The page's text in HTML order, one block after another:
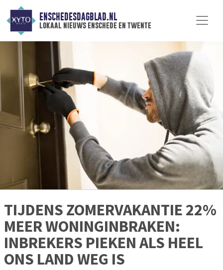
ENSCHEDESDAGBLAD.NL
lokaal nieuws enschede en twente
TIJDENS ZOMERVAKANTIE 22%
MEER WONINGINBRAKEN:
INBREKERS PIEKEN ALS HEEL
ONS LAND WEG IS